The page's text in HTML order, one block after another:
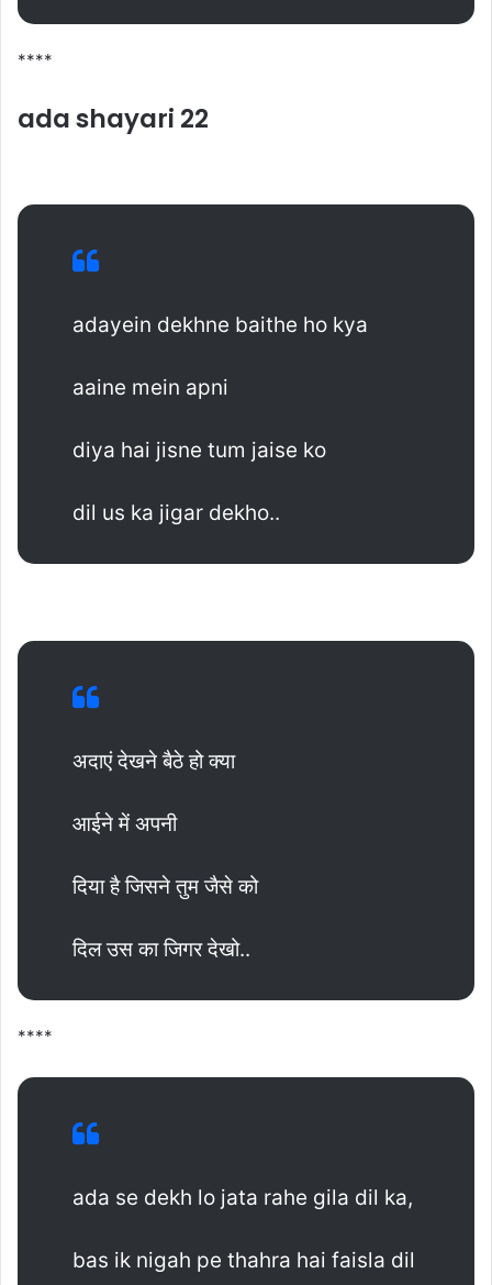
****
ada shayari 22
adayein dekhne baithe ho kya
aaine mein apni
diya hai jisne tum jaise ko
dil us ka jigar dekho..
अदाएं देखने बैठे हो क्या
आईने में अपनी
दिया है जिसने तुम जैसे को
दिल उस का जिगर देखो..
****
ada se dekh lo jata rahe gila dil ka,
bas ik nigah pe thahra hai faisla dil